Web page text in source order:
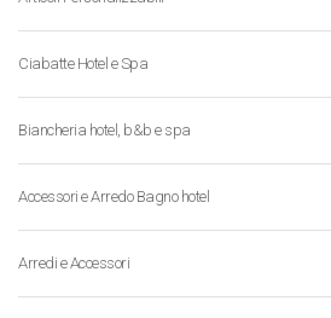
Ciabatte Hotel e Spa
Biancheria hotel, b&b e spa
Accessori e Arredo Bagno hotel
Arredi e Accessori